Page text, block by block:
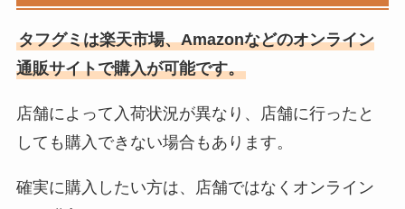
タフグミは楽天市場、Amazonなどのオンライン
通販サイトで購入が可能です。
店舗によって入荷状況が異なり、店舗に行ったと
しても購入できない場合もあります。
確実に購入したい方は、店舗ではなくオンライン